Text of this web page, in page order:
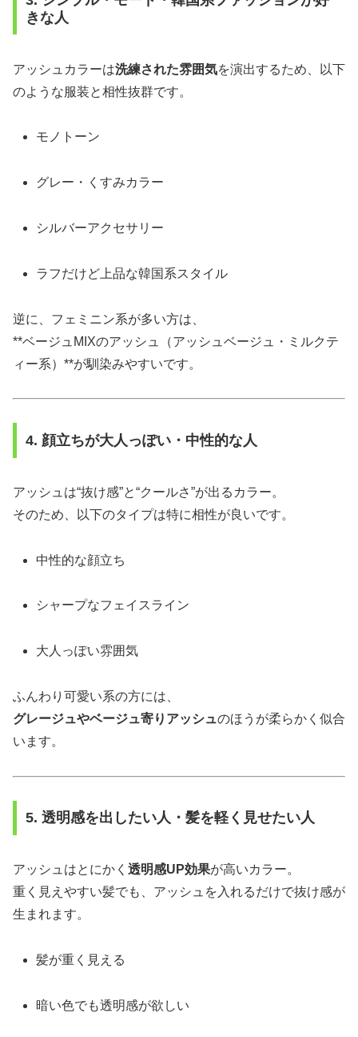
きな人
アッシュカラーは洗練された雰囲気を演出するため、以下
のような服装と相性抜群です。
モノトーン
グレー・くすみカラー
シルバーアクセサリー
ラフだけど上品な韓国系スタイル
逆に、フェミニン系が多い方は、
**ベージュMIXのアッシュ（アッシュベージュ・ミルクテ
ィー系）**が馴染みやすいです。
4. 顔立ちが大人っぽい・中性的な人
アッシュは“抜け感”と“クールさ”が出るカラー。
そのため、以下のタイプは特に相性が良いです。
中性的な顔立ち
シャープなフェイスライン
大人っぽい雰囲気
ふんわり可愛い系の方には、
グレージュやベージュ寄りアッシュのほうが柔らかく似合
います。
5. 透明感を出したい人・髪を軽く見せたい人
アッシュはとにかく 透明感UP効果が高いカラー。
重く見えやすい髪でも、アッシュを入れるだけで抜け感が
生まれます。
髪が重く見える
暗い色でも透明感が欲しい